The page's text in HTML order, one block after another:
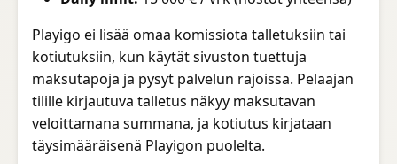
Playigo ei lisää omaa komissiota talletuksiin tai
kotiutuksiin, kun käytät sivuston tuettuja
maksutapoja ja pysyt palvelun rajoissa. Pelaajan
tilille kirjautuva talletus näkyy maksutavan
veloittamana summana, ja kotiutus kirjataan
täysimääräisenä Playigon puolelta.